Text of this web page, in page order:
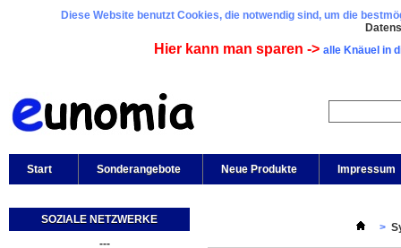
Diese Website benutzt Cookies, die notwendig sind, um die
Hier kann man sparen -> alle Knäuel in
Start Sonderangebote Neue Produkte Impressum
SOZIALE NETZWERKE
---
>